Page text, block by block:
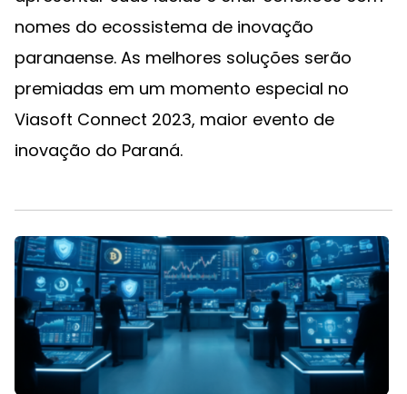
nomes do ecossistema de inovação
paranaense. As melhores soluções serão
premiadas em um momento especial no
Viasoft Connect 2023, maior evento de
inovação do Paraná.